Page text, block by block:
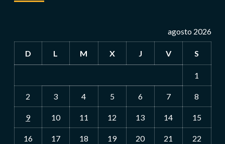
agosto 2026
D L M X J V S
1
2 3 4 5 6 7 8
9 10 11 12 13 14 15
16 17 18 19 20 21 22